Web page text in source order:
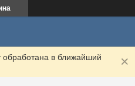
обработана в ближайший